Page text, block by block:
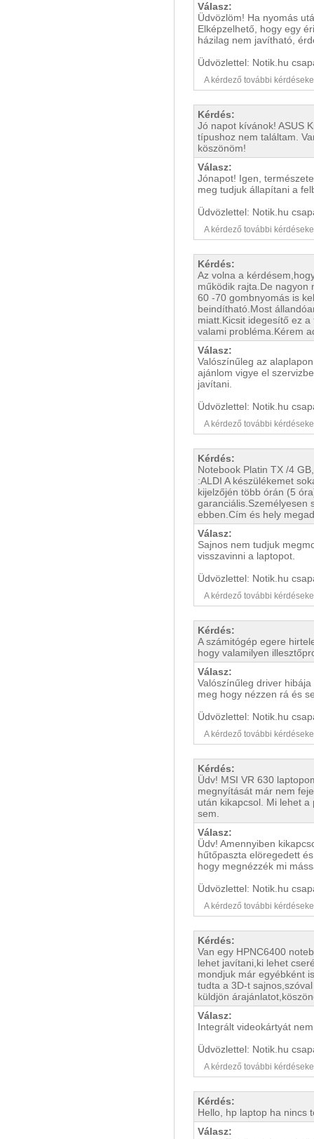
Válasz:
Üdvözlöm! Ha nyomás
Elképzelhető, hogy egy
házilag nem javítható,
Üdvözlettel: Notik.hu
A kérdező további
Kérdés:
Jó napot kívánok! ASUS
típushoz nem találtam.
köszönöm!
Válasz:
Jónapot! Igen,
meg tudjuk állapítani a
Üdvözlettel: Notik.hu
A kérdező további
Kérdés:
Az volna a
működik rajta.De nagyon
60 -70 gombnyomás is
beindítható.Most
miatt.Kicsit idegesítő ez
valami probléma.Kérem
Válasz:
Valószínűleg az
ajánlom vigye el
javítani.
Üdvözlettel: Notik.hu
A kérdező további
Kérdés:
Notebook Platin TX /4
:ALDI A készülékemet
kijelzőjén több órán (5
garanciális.Személyesen
ebben.Cím és hely
Válasz:
Sajnos nem tudjuk
visszavinni a laptopot.
Üdvözlettel: Notik.hu
A kérdező további
Kérdés:
A számitógép egere
hogy valamilyen
Válasz:
Valószínűleg driver
meg hogy nézzen rá és
Üdvözlettel: Notik.hu
A kérdező további
Kérdés:
Üdv! MSI VR 630
megnyítását már nem
után kikapcsol. Mi lehet
sem.
Válasz:
Üdv! Amennyiben
hűtőpaszta elöregedett
hogy megnézzék mi
Üdvözlettel: Notik.hu
A kérdező további
Kérdés:
Van egy HPNC6400
lehet javítani,ki lehet
mondjuk már egyébként
tudta a 3D-t
küldjön
Válasz:
Integrált videokártyát
Üdvözlettel: Notik.hu
A kérdező további
Kérdés:
Hello, hp laptop ha nincs
Válasz: